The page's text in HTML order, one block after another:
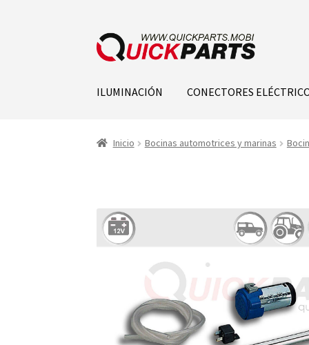
ILUMINACIÓN CONECTORES
Inicio Bocinas automotrices y marinas